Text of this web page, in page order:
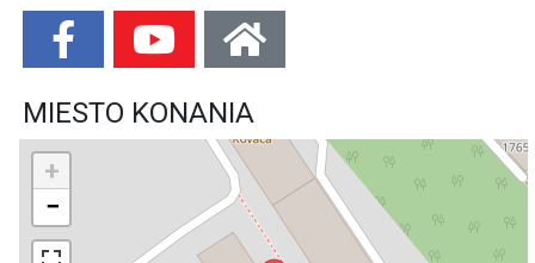
MIESTO KONANIA
+
−